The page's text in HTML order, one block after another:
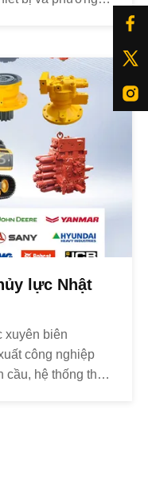
nhất ...
lực Nhật
xuyên biên
công nghiệp
cầu, hệ thống thủy